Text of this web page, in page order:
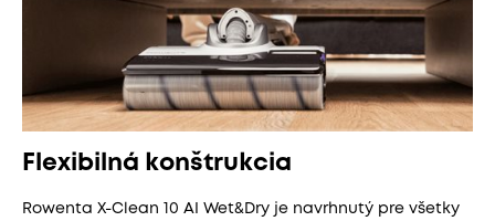
Flexibilná konštrukcia
Rowenta X-Clean 10 AI Wet&Dry je navrhnutý pre všetky